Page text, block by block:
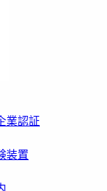
業認証
装置